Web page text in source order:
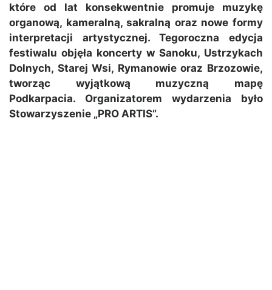
które od lat konsekwentnie promuje muzykę
organową, kameralną, sakralną oraz nowe formy
interpretacji artystycznej. Tegoroczna edycja
festiwalu objęła koncerty w Sanoku, Ustrzykach
Dolnych, Starej Wsi, Rymanowie oraz Brzozowie,
tworząc wyjątkową muzyczną mapę
Podkarpacia. Organizatorem wydarzenia było
Stowarzyszenie „PRO ARTIS”.